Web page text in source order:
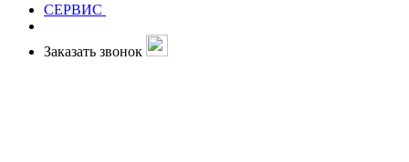
СЕРВИС
Заказать звонок